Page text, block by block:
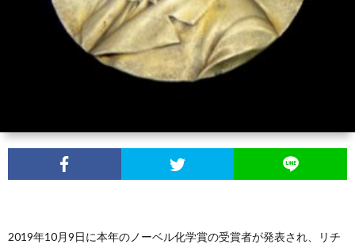
2019年10月9日に本年のノーベル化学賞の受賞者が発表され、リチ